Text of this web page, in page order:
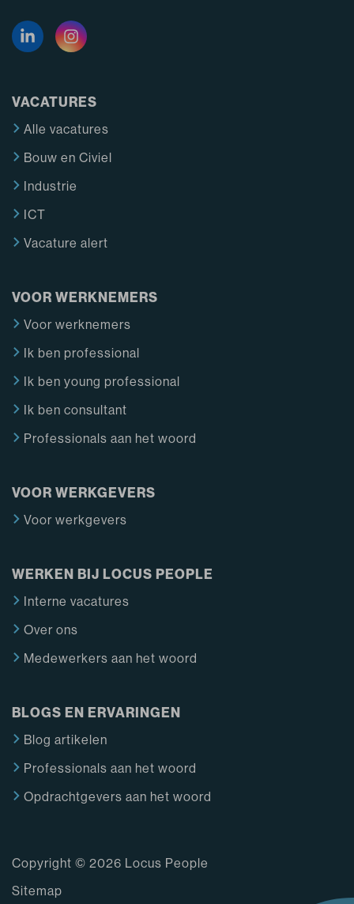
VACATURES
Alle vacatures
Bouw en Civiel
Industrie
ICT
Vacature alert
VOOR WERKNEMERS
Voor werknemers
Ik ben professional
Ik ben young professional
Ik ben consultant
Professionals aan het woord
VOOR WERKGEVERS
Voor werkgevers
WERKEN BIJ LOCUS PEOPLE
Interne vacatures
Over ons
Medewerkers aan het woord
BLOGS EN ERVARINGEN
Blog artikelen
Professionals aan het woord
Opdrachtgevers aan het woord
Copyright © 2026 Locus People
Sitemap